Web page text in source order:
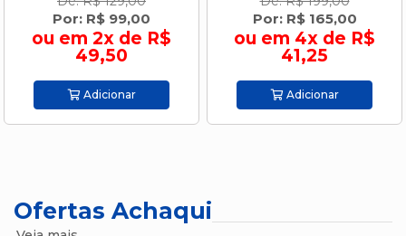
Por: R$ 99,00
ou em 2x de R$
49,50
Adicionar
Por: R$ 165,00
ou em 4x de R$
41,25
Adicionar
Ofertas Achaqui